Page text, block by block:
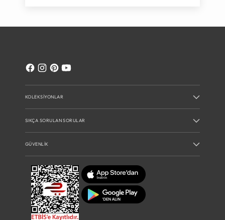
KOLEKSIYONLAR
SIKÇA SORULAN SORULAR
GÜVENLIK